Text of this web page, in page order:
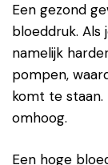
Een gezond
bloeddruk.
namelijk
pompen,
komt te staan.
omhoog.
Een hoge